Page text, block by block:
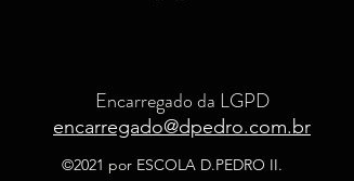
Encarregado da LGPD
encarregado@dpedro.com.br
©2021 por ESCOLA D.PEDRO II.